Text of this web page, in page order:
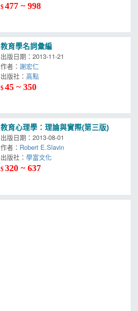
$477 ~ 998
教育學名詞彙編
出版日期：2013-11-21
作者：謝宏仁
出版社：
$45 ~ 350
教育心理學：理論與實際(第三版)
出版日期：2013-08-01
作者： Robert E.Slavin
出版社：
$320 ~ 637